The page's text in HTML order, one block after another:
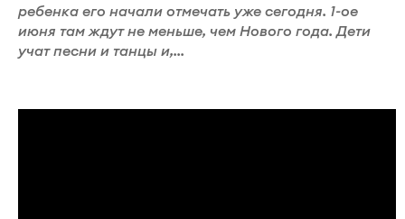
ребенка его начали отмечать уже сегодня. 1-ое
июня там ждут не меньше, чем Нового года. Дети
учат песни и танцы и,...